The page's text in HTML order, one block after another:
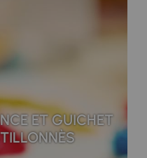
ET GUICHET